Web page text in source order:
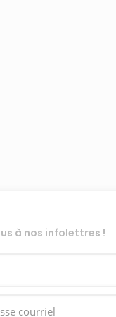
à nos infolettres !